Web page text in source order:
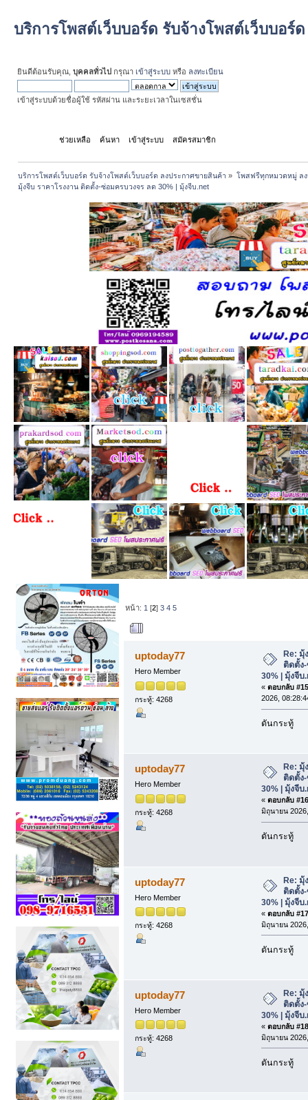
บริการโพสต์เว็บบอร์ด รับจ้างโพสต์เว็บบอร์
ยินดีต้อนรับคุณ, บุคคลทั่วไป กรุณา เข้าสู่ระบบ หรือ ลงทะเบียน
เข้าสู่ระบบด้วยชื่อผู้ใช้ รหัสผ่าน และระยะเวลาในเซสชั่น
ช่วยเหลือ ค้นหา เข้าสู่ระบบ สมัครสมาชิก
บริการโพสต์เว็บบอร์ด รับจ้างโพสต์เว็บบอร์ด ลงประกาศขายสินค้า » โพสฟรีทุกหมวดหมู่ ล
มุ้งจีบ ราคาโรงงาน ติดตั้ง-ซ่อมครบวงจร ลด 30% | มุ้งจีบ.net
หน้า: 1 [2]3 4 5
30% | มุ้งจีบ.net (อ่าน 331 ครั้ง)
uptoday77
Hero Member
กระทู้: 4268
Re: มุ้
ติดตั้ง
30% | มุ้งจีบ
« ตอบกลับ
2026,
ดันกระทู้
uptoday77
Hero Member
กระทู้: 4268
Re: มุ้
ติดตั้ง
30% | มุ้งจีบ
« ตอบกลับ
มิถุนายน
ดันกระทู้
uptoday77
Hero Member
กระทู้: 4268
Re: มุ้
ติดตั้ง
30% | มุ้งจีบ
« ตอบกลับ
มิถุนายน
ดันกระทู้
uptoday77
Hero Member
กระทู้: 4268
Re: มุ้
ติดตั้ง
30% | มุ้งจีบ
« ตอบกลับ
มิถุนายน
ดันกระทู้